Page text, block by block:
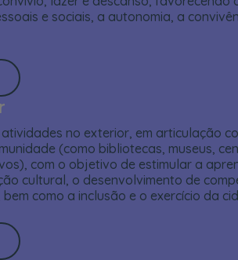
e sociais, a autonomia, a
no exterior, em articulação
(como bibliotecas, museus,
com o objetivo de estimular a
cultural, o desenvolvimento de
bem como a inclusão e o exercício da